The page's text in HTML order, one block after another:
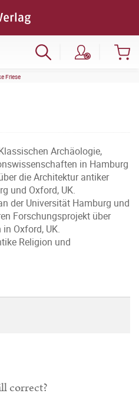
Friese
Archäologie,
in Hamburg
die Architektur antiker
und Oxford, UK.
der Universität Hamburg und
Forschungsprojekt über
Oxford, UK.
Religion und
correct?